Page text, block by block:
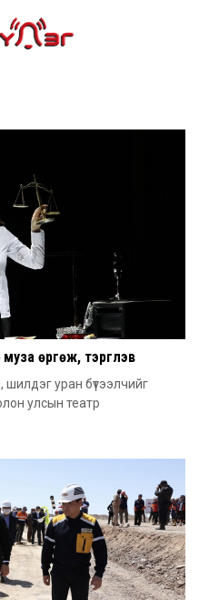
өргөж, тэргүүлэв
уран бүтээлчийг
улсын театр